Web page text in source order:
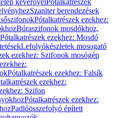
keverővelPótalkatrészek
Szaniter berendezések
Pótalkatrészek ezekhez:
Búraszifonok mosdókhoz,
Pótalkatrészek ezekhez: Mosdó
Lefolyókészletek mosogató
ezekhez: Szifonok mosógép
Pótalkatrészek ezekhez: Falsík
ezekhez:
Szifon
Pótalkatrészek ezekhez:
Padlóösszefolyó épített